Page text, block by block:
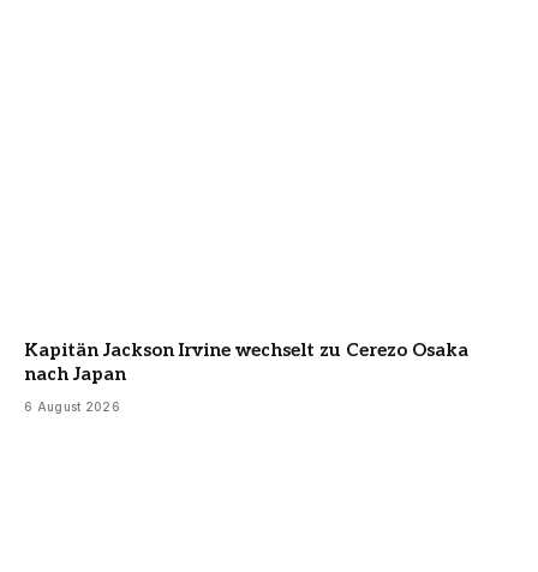
Kapitän Jackson Irvine wechselt zu Cerezo Osaka
nach Japan
6 August 2026